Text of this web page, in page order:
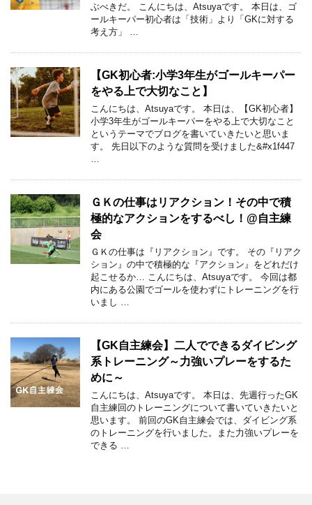
ぶべきだ。 こんにちは、Atsuyaです。 本日は、ゴ
ールキーパー初心者は「技術」より「GKに対する
考え方」 …
【GK初心者:小学3年生がゴールキーパー
をやる上で大切なこと】
こんにちは、Atsuyaです。 本日は、【GK初心者】
小学3年生がゴールキーパーをやる上で大切なこと
というテーマでブログを書いていきたいと思いま
す。 先日以下のような質問を受けました&#x1f447
ＧＫの仕事はリアクション！その中で積
極的なアクションをするべし！@自主練
会
ＧＫの仕事は『リアクション』です。 その『リアク
ション』の中で積極的な『アクション』をどれだけ
起こせるか… こんにちは、Atsuyaです。 今回は都
内にある公園でゴールを使わずにトレーニングを行
いまし …
【GK自主練会】二人でできるダイビング
系トレーニング～力強いプレーをするた
めに～
こんにちは、Atsuyaです。 本日は、先週行ったGK
自主練回のトレーニングについて書いていきたいと
思います。 前回のGK自主練会では、ダイビング系
のトレーニングを行いました。また力強いプレーを
できる …